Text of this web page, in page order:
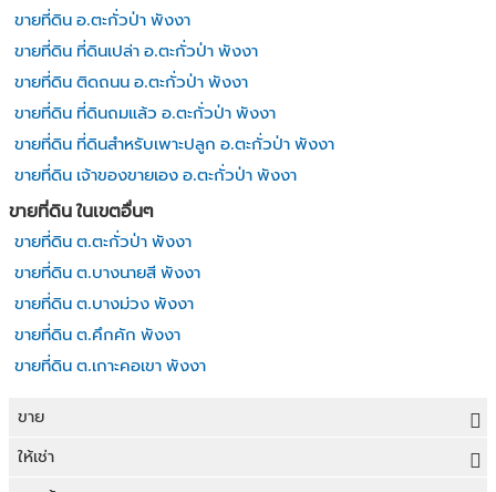
ขายที่ดิน อ.ตะกั่วป่า พังงา
ขายที่ดิน ที่ดินเปล่า อ.ตะกั่วป่า พังงา
ขายที่ดิน ติดถนน อ.ตะกั่วป่า พังงา
ขายที่ดิน ที่ดินถมแล้ว อ.ตะกั่วป่า พังงา
ขายที่ดิน ที่ดินสำหรับเพาะปลูก อ.ตะกั่วป่า พังงา
ขายที่ดิน เจ้าของขายเอง อ.ตะกั่วป่า พังงา
ขายที่ดิน ในเขตอื่นๆ
ขายที่ดิน ต.ตะกั่วป่า พังงา
ขายที่ดิน ต.บางนายสี พังงา
ขายที่ดิน ต.บางม่วง พังงา
ขายที่ดิน ต.คึกคัก พังงา
ขายที่ดิน ต.เกาะคอเขา พังงา
ขาย
ขายที่ดิน
ให้เช่า